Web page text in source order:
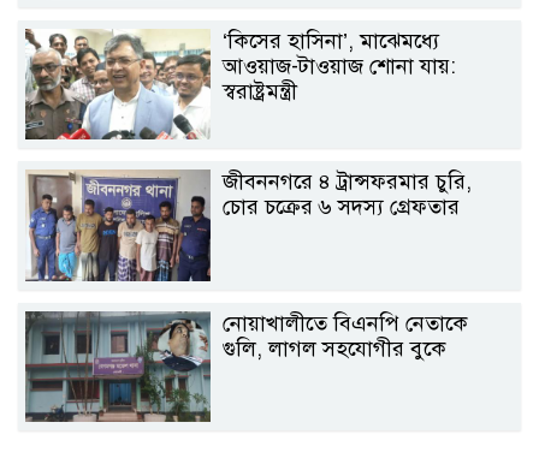
‘কিসের হাসিনা’, মাঝেমধ্যে
আওয়াজ-টাওয়াজ শোনা যায়:
স্বরাষ্ট্রমন্ত্রী
জীবননগরে ৪ ট্রান্সফরমার চুরি,
চোর চক্রের ৬ সদস্য গ্রেফতার
নোয়াখালীতে বিএনপি নেতাকে
গুলি, লাগল সহযোগীর বুকে